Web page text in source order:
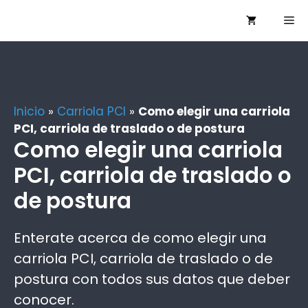
contenido
Inicio » Carriola PCI » Como elegir una carriola
PCI, carriola de traslado o de postura
Como elegir una carriola
PCI, carriola de traslado o
de postura
Enterate acerca de como elegir una
carriola PCI, carriola de traslado o de
postura con todos sus datos que deber
conocer.